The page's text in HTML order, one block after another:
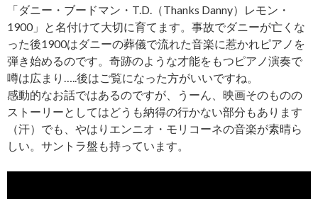
「ダニー・ブードマン・T.D.（Thanks Danny）レモン・
1900」と名付けて大切に育てます。事故でダニーが亡くな
った後1900はダニーの葬儀で流れた音楽に惹かれピアノを
弾き始めるのです。奇跡のような才能をもつピアノ演奏で
噂は広まり…..後はご覧になった方がいいですね。
感動的なお話ではあるのですが、うーん、映画そのものの
ストーリーとしてはどうも納得の行かない部分もあります
（汗）でも、やはりエンニオ・モリコーネの音楽が素晴ら
しい。サントラ盤も持っています。